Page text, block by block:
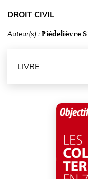
DROIT CIVIL
Auteur(s) : Piédelièvre
LIVRE